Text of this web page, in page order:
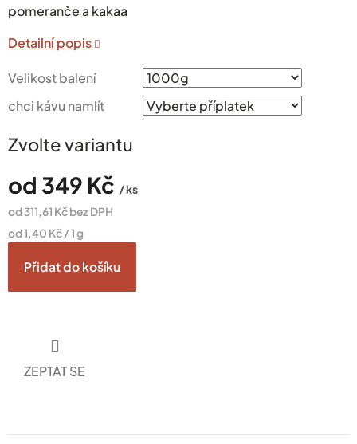
od 349 Kč / ks
od311,61 Kčbez DPH
Měrná
od 1,40 Kč / 1 g
Zvolte variantu
Velikost balení
chci kávu namlít
Přidat do košíku
pomeranče a kakaa
ZEPTAT SE